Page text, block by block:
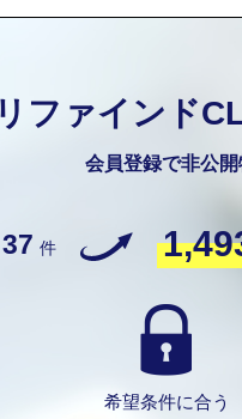
リファインド
会員登録で非公
37 件
希望条件に合う